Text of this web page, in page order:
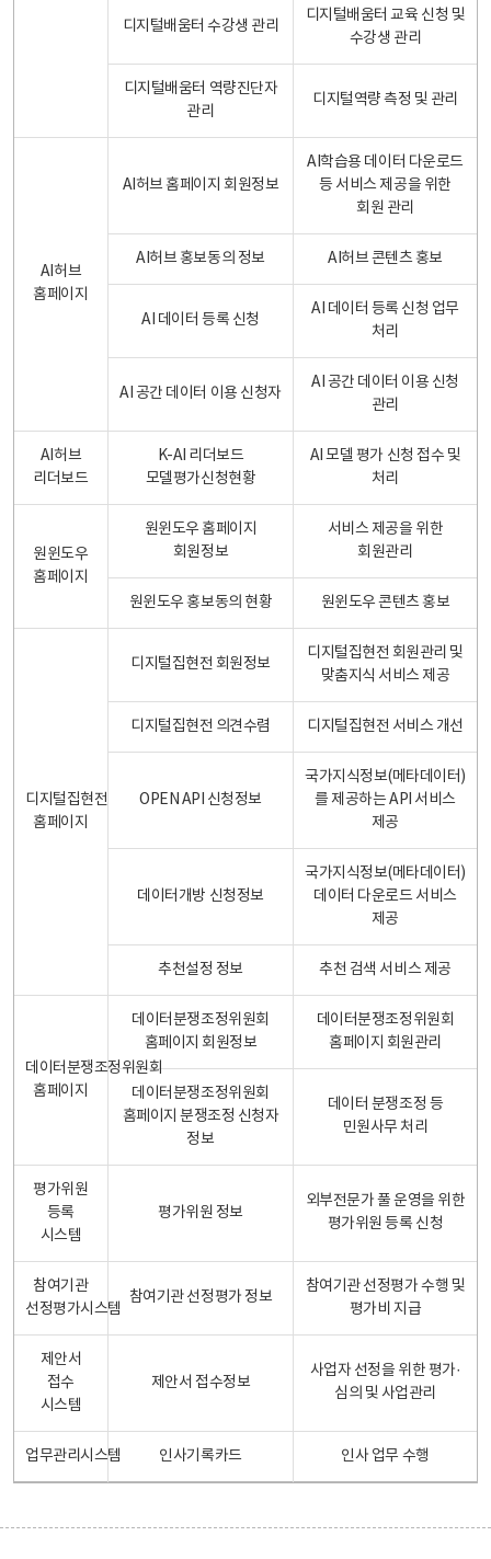
디지털배움터 수강생 관리
디지털배움터 교육 신청 및
수강생 관리
디지털배움터 역량진단자
관리
디지털역량 측정 및 관리
AI허브
홈페이지
AI허브 홈페이지 회원정보
AI학습용 데이터 다운로드
등 서비스 제공을 위한
회원 관리
AI허브 홍보동의 정보 AI허브 콘텐츠 홍보
AI 데이터 등록 신청
AI 데이터 등록 신청 업무
처리
AI 공간 데이터 이용 신청자
AI 공간 데이터 이용 신청
관리
AI허브
리더보드
K-AI 리더보드
모델평가신청현황
AI 모델 평가 신청 접수 및
처리
원윈도우
홈페이지
원윈도우 홈페이지
회원정보
서비스 제공을 위한
회원관리
원윈도우 홍보동의 현황 원윈도우 콘텐츠 홍보
디지털집현전
홈페이지
디지털집현전 회원정보
디지털집현전 회원관리 및
맞춤지식 서비스 제공
디지털집현전 의견수렴 디지털집현전 서비스 개선
OPEN API 신청정보
국가지식정보(메타데이터)
를 제공하는 API 서비스
제공
데이터개방 신청정보
국가지식정보(메타데이터)
데이터 다운로드 서비스
제공
추천설정 정보 추천 검색 서비스 제공
데이터분쟁조정위원회
홈페이지
데이터분쟁조정위원회
홈페이지 회원정보
데이터분쟁조정위원회
홈페이지 회원관리
데이터분쟁조정위원회
홈페이지 분쟁조정 신청자
정보
데이터 분쟁조정 등
민원사무 처리
평가위원
등록
시스템
평가위원 정보
외부전문가 풀 운영을 위한
평가위원 등록 신청
참여기관
선정평가시스템
참여기관 선정평가 정보
참여기관 선정평가 수행 및
평가비 지급
제안서
접수
시스템
제안서 접수정보
사업자 선정을 위한 평가·
심의 및 사업관리
업무관리시스템 인사기록카드 인사 업무 수행